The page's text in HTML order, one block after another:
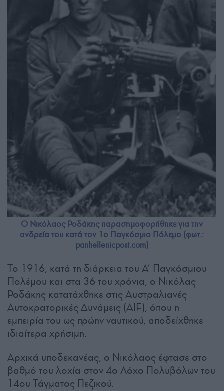
Ο Νικόλαος Ροδάκης παρασημοφορήθηκε για την
ανδρεία του κατά τον 1ο Παγκόσμιο Πόλεμο (φωτ.:
panhellenicpost.com)
Το 1916, κατά τη διάρκεια του Α’ Παγκόσμιου
Πολέμου και στα 36 του χρόνια, ο Νικόλας
Ροδάκης κατατάχθηκε στις Αυστραλιανές
Αυτοκρατορικές Δυνάμεις (AIF), όπου η
εμπειρία του ως πρώην ναυτικού, αποδείχθηκε
ιδιαίτερα χρήσιμη.
Αρχικά υποδεκανέας, ο Νικόλαος έφτασε στο
βαθμό του λοχία στον 4ο Λόχο Πολυβόλων του
14ου Τάγματος Πεζικού.